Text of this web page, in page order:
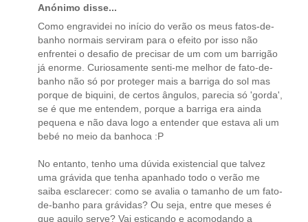
Anónimo disse...
Como engravidei no início do verão os meus fatos-de-
banho normais serviram para o efeito por isso não
enfrentei o desafio de precisar de um com um barrigão
já enorme. Curiosamente senti-me melhor de fato-de-
banho não só por proteger mais a barriga do sol mas
porque de biquini, de certos ângulos, parecia só 'gorda',
se é que me entendem, porque a barriga era ainda
pequena e não dava logo a entender que estava ali um
bebé no meio da banhoca :P
No entanto, tenho uma dúvida existencial que talvez
uma grávida que tenha apanhado todo o verão me
saiba esclarecer: como se avalia o tamanho de um fato-
de-banho para grávidas? Ou seja, entre que meses é
que aquilo serve? Vai esticando e acomodando a